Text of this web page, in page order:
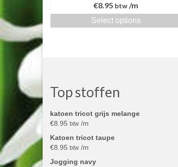
€8.95 btw /m
Select options
Top stoffen
katoen tricot grijs melange
€8.95 btw /m
Katoen tricot taupe
€8.95 btw /m
Jogging navy